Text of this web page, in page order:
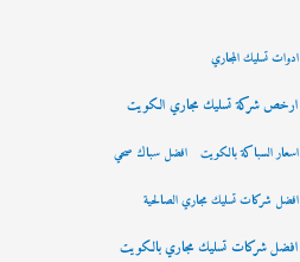
ادوات تسليك المجاري
ارخص شركة تسليك مجاري الكويت
اسعار السباكة بالكويت افضل سباك صحي
افضل شركات تسليك مجاري الصالحية
افضل شركات تسليك مجاري بالكويت